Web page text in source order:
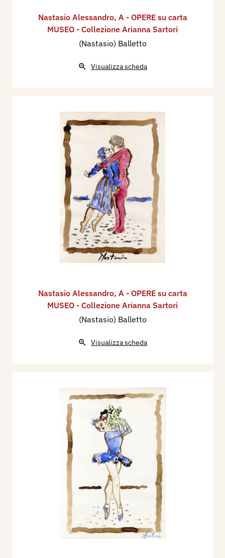
Nastasio Alessandro, A - OPERE su carta
MUSEO - Collezione Arianna Sartori
(Nastasio) Balletto
Visualizza scheda
Nastasio Alessandro, A - OPERE su carta
MUSEO - Collezione Arianna Sartori
(Nastasio) Balletto
Visualizza scheda